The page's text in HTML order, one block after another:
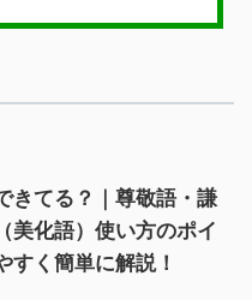
きてる？｜尊敬語・謙
美化語）使い方のポイ
すく簡単に解説！